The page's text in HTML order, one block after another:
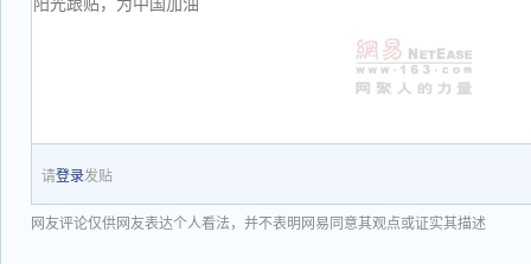
请登录发贴
网友评论仅供网友表达个人看法，并不表明网易同意其观点或证实其描述